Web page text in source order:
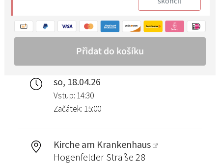
so, 18.04.26
Vstup: 14:30
Začátek: 15:00
Kirche am Krankenhaus
Hogenfelder Straße 28